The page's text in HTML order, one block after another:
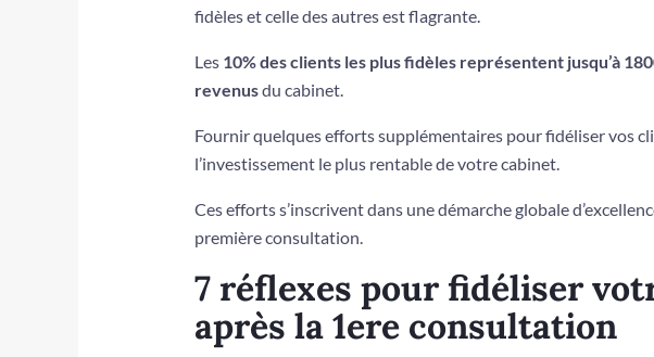
fidèles et celle des autres est flagrante.
Les 10% des clients les plus fidèles représentent jusqu’à
revenusdu cabinet.
Fournir quelques efforts supplémentaires pour fidéliser vos
l’investissement le plus rentable de votre cabinet.
Ces efforts s’inscrivent dans une démarche globale
première consultation.
7 réflexes pour fidéliser
après la 1ere consultation